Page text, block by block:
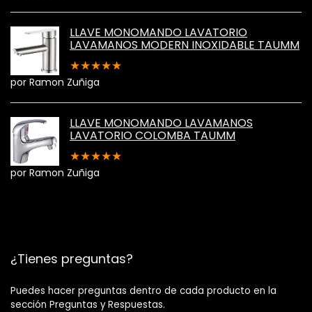
LLAVE MONOMANDO LAVATORIO
LAVAMANOS MODERN INOXIDABLE TAUMM
★★★★★
por Ramon Zuñiga
LLAVE MONOMANDO LAVAMANOS
LAVATORIO COLOMBA TAUMM
★★★★★
por Ramon Zuñiga
¿Tienes preguntas?
Puedes hacer preguntas dentro de cada producto en la
sección Preguntas y Respuestas.